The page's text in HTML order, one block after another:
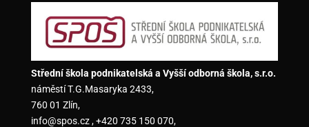
Střední škola podnikatelská a Vyšší odborná škola, s.r.o.
náměstí T.G.Masaryka 2433,
760 01 Zlín,
info@spos.cz , +420 735 150 070,